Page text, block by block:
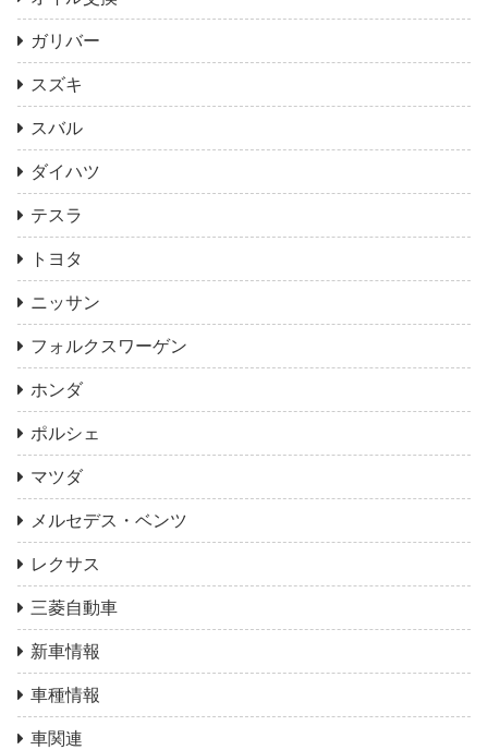
ガリバー
スズキ
スバル
ダイハツ
テスラ
トヨタ
ニッサン
フォルクスワーゲン
ホンダ
ポルシェ
マツダ
メルセデス・ベンツ
レクサス
三菱自動車
新車情報
車種情報
車関連